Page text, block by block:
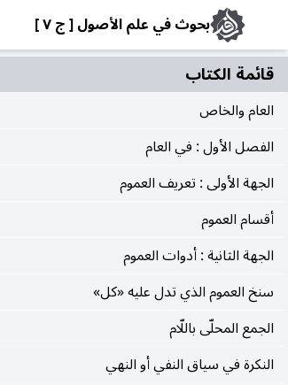
بحوث في علم الأصول [ ج ٧ ]
قائمة الکتاب
العام والخاص
الفصل الأول : في العام
الجهة الأولى : تعريف العموم
أقسام العموم
الجهة الثانية : أدوات العموم
سنخ العموم الذي تدل عليه «كل»
الجمع المحلّى باللّام
النكرة في سياق النفي أو النهي